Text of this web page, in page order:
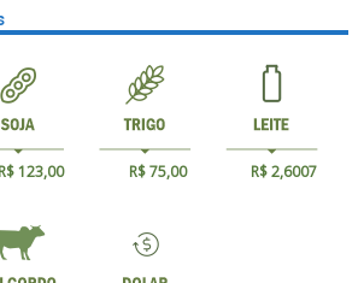
R$ 123,00 R$ 75,00 R$ 2,6007